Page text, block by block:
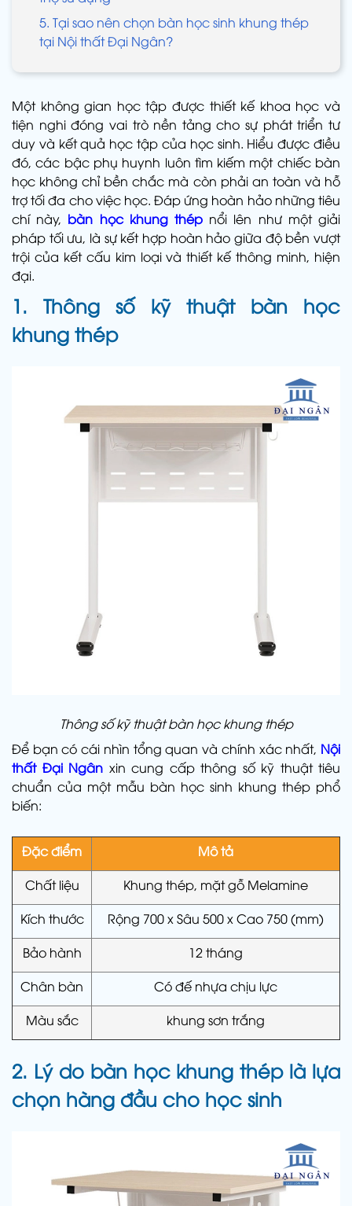
5. Tại sao nên chọn bàn học sinh khung thép
tại Nội thất Đại Ngân?
Một không gian học tập được thiết kế khoa học và
tiện nghi đóng vai trò nền tảng cho sự phát triển tư
duy và kết quả học tập của học sinh. Hiểu được điều
đó, các bậc phụ huynh luôn tìm kiếm một chiếc bàn
học không chỉ bền chắc mà còn phải an toàn và hỗ
trợ tối đa cho việc học. Đáp ứng hoàn hảo những tiêu
chí này, bàn học khung thép nổi lên như một giải
pháp tối ưu, là sự kết hợp hoàn hảo giữa độ bền vượt
trội của kết cấu kim loại và thiết kế thông minh, hiện
đại.
1. Thông số kỹ thuật bàn học
khung thép
Thông số kỹ thuật bàn học khung thép
Để bạn có cái nhìn tổng quan và chính xác nhất, Nội
thất Đại Ngân xin cung cấp thông số kỹ thuật tiêu
chuẩn của một mẫu bàn học sinh khung thép phổ
biến:
Đặc điểm
Mô tả
Chất liệu
Khung thép, mặt gỗ Melamine
Kích thước
Rộng 700 x Sâu 500 x Cao 750 (mm)
Bảo hành
12 tháng
Chân bàn
Có đế nhựa chịu lực
Màu sắc
khung sơn trắng
2. Lý do bàn học khung thép là lựa
chọn hàng đầu cho học sinh